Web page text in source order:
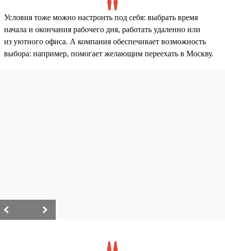
Условия тоже можно настроить под себя: выбрать время
начала и окончания рабочего дня, работать удаленно или
из уютного офиса. А компания обеспечивает возможность
выбора: например, помогает желающим переехать в Москву.